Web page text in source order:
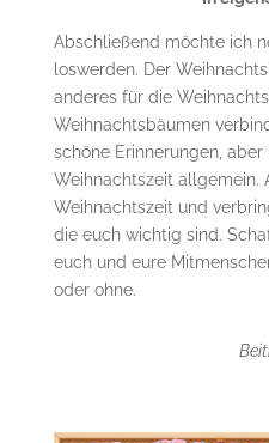
Abschließend möchte ich
loswerden. Der
anderes für die
Weihnachtsbäumen
schöne Erinnerungen,
Weihnachtszeit allgemein.
Weihnachtszeit und
die euch wichtig sind.
euch und eure
oder ohne.